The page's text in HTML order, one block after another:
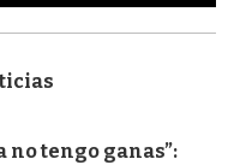
no tengo ganas”: